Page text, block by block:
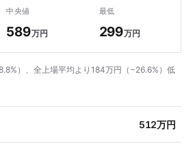
中央値
589万円
最低
299万円
）、全上場平均より184万円（−26.6%）低
512万円